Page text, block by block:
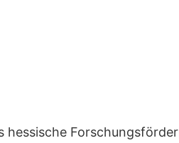
hessische